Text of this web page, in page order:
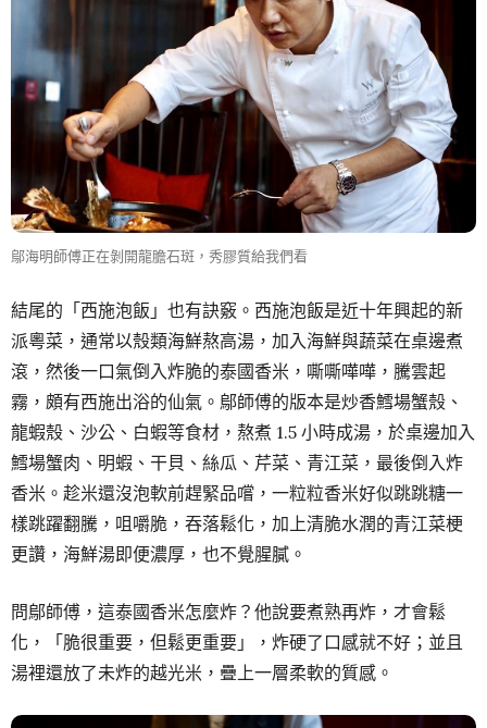
鄔海明師傅正在剝開龍膽石斑，秀膠質給我們看
結尾的「西施泡飯」也有訣竅。西施泡飯是近十年興起的新
派粵菜，通常以殼類海鮮熬高湯，加入海鮮與蔬菜在桌邊煮
滾，然後一口氣倒入炸脆的泰國香米，嘶嘶嘩嘩，騰雲起
霧，頗有西施出浴的仙氣。鄔師傅的版本是炒香鱈場蟹殼、
龍蝦殼、沙公、白蝦等食材，熬煮 1.5 小時成湯，於桌邊加入
鱈場蟹肉、明蝦、干貝、絲瓜、芹菜、青江菜，最後倒入炸
香米。趁米還沒泡軟前趕緊品嚐，一粒粒香米好似跳跳糖一
樣跳躍翻騰，咀嚼脆，吞落鬆化，加上清脆水潤的青江菜梗
更讚，海鮮湯即便濃厚，也不覺腥膩。
問鄔師傅，這泰國香米怎麼炸？他說要煮熟再炸，才會鬆
化，「脆很重要，但鬆更重要」，炸硬了口感就不好；並且
湯裡還放了未炸的越光米，疊上一層柔軟的質感。